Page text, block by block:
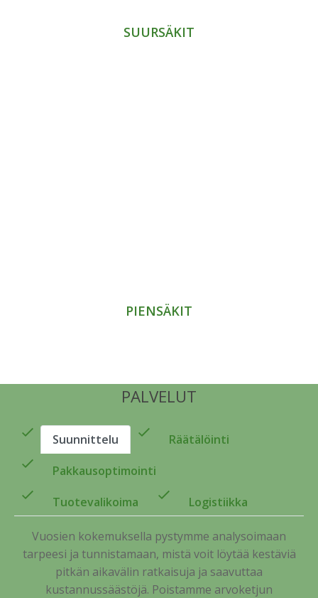
SUURSÄKIT
PIENSÄKIT
PALVELUT
Suunnittelu
Räätälöinti
Pakkausoptimointi
Tuotevalikoima
Logistiikka
Vuosien kokemuksella pystymme analysoimaan
tarpeesi ja tunnistamaan, mistä voit löytää kestäviä
pitkän aikavälin ratkaisuja ja saavuttaa
kustannussäästöjä. Poistamme arvoketjun